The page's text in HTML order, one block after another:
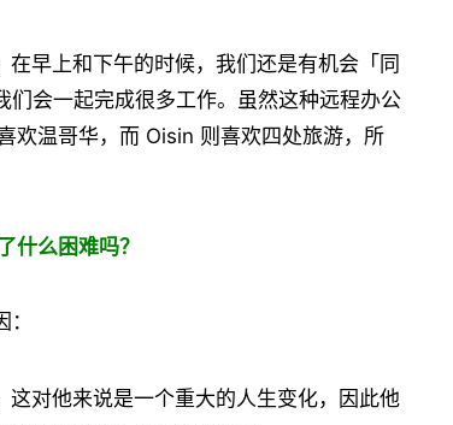
在早上和下午的时候，我们还是有机会「同
会一起完成很多工作。虽然这种远程办公
欢温哥华，而 Oisin 则喜欢四处旅游，所
么困难吗？
对他来说是一个重大的人生变化，因此他